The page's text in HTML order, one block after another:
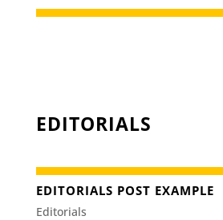
EDITORIALS
EDITORIALS POST EXAMPLE
Editorials